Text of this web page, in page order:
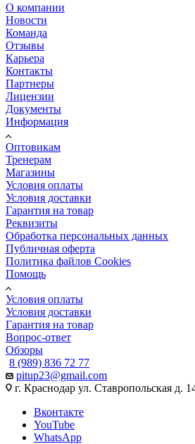
О компании
Новости
Команда
Отзывы
Карьера
Контакты
Партнеры
Лицензии
Документы
Информация
Оптовикам
Тренерам
Магазины
Условия оплаты
Условия доставки
Гарантия на товар
Реквизиты
Обработка персональных данных
Публичная оферта
Политика файлов Cookies
Помощь
Условия оплаты
Условия доставки
Гарантия на товар
Вопрос-ответ
Обзоры
8 (989) 836 72 77
pitup23@gmail.com
г. Краснодар ул. Ставропольская д.
Вконтакте
YouTube
WhatsApp